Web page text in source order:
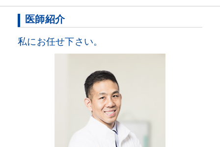
医師紹介
私にお任せ下さい。